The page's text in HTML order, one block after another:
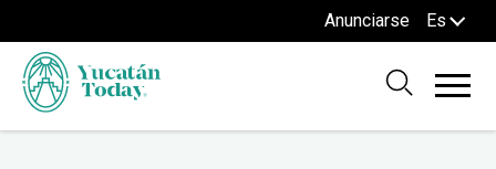
Anunciarse Es